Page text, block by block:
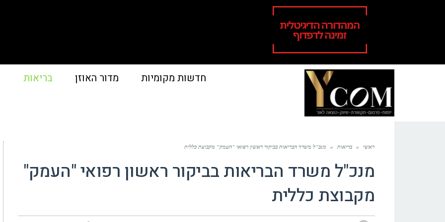
חדשות מקומיות מדור האוזן בריאות
ראשי » בריאות » מנכ"ל משרד הבריאות בביקור ראשון רפואי "העמק" מקבוצת כללית
מנכ"ל משרד הבריאות בביקור ראשון רפואי "העמק"
מקבוצת כללית